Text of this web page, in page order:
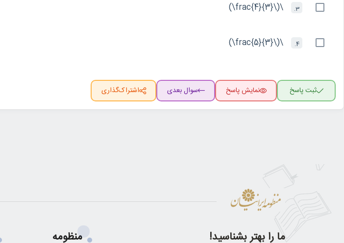
3.
\(\frac{4}{3}\)
4.
\(\frac{5}{3}\)
ثبت پاسخ نمایش پاسخ سوال بعدی اشتراک‌گذاری
ما را بهتر بشناسید! منظومه